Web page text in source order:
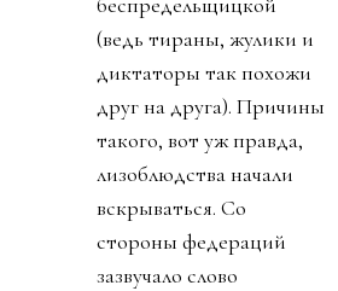
(ведь тираны, жулики и
диктаторы так похожи
друг на друга). Причины
такого, вот уж правда,
лизоблюдства начали
вскрываться. Со
стороны федераций
зазвучало слово